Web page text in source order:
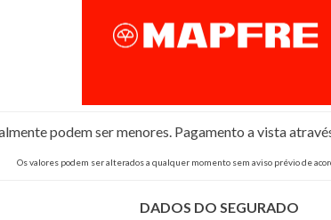
podem ser menores. Pagamento a vista
Os valores podem ser alterados a qualquer momento sem aviso prévio de
DADOS DO SEGURADO